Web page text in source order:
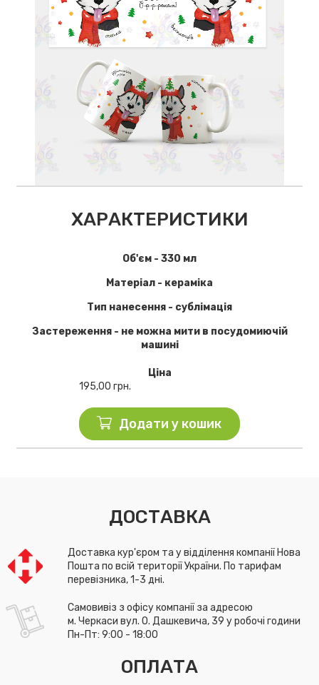
ХАРАКТЕРИСТИКИ
Об'єм - 330 мл
Матеріал - кераміка
Тип нанесення - сублімація
Застереження - не можна мити в посудомиючій
машині
Ціна
195,00 грн.
Додати у кошик
ДОСТАВКА
Доставка кур'єром та у відділення компанії Нова
Пошта по всій території України. По тарифам
перевізника, 1-3 дні.
Самовивіз з офісу компанії за адресою
м. Черкаси вул. О. Дашкевича, 39 у робочі години
Пн-Пт: 9:00 - 18:00
ОПЛАТА